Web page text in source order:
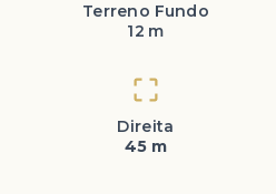
Terreno Fundo
12 m
Direita
45 m